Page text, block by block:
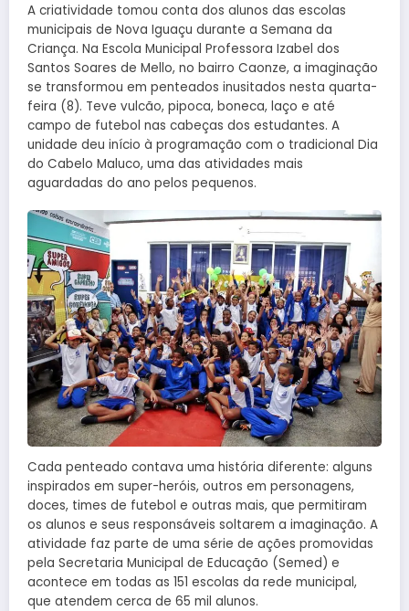
A criatividade tomou conta dos alunos das escolas
municipais de Nova Iguaçu durante a Semana da
Criança. Na Escola Municipal Professora Izabel dos
Santos Soares de Mello, no bairro Caonze, a imaginação
se transformou em penteados inusitados nesta quarta-
feira (8). Teve vulcão, pipoca, boneca, laço e até
campo de futebol nas cabeças dos estudantes. A
unidade deu início à programação com o tradicional Dia
do Cabelo Maluco, uma das atividades mais
aguardadas do ano pelos pequenos.
Cada penteado contava uma história diferente: alguns
inspirados em super-heróis, outros em personagens,
doces, times de futebol e outras mais, que permitiram
os alunos e seus responsáveis soltarem a imaginação. A
atividade faz parte de uma série de ações promovidas
pela Secretaria Municipal de Educação (Semed) e
acontece em todas as 151 escolas da rede municipal,
que atendem cerca de 65 mil alunos.